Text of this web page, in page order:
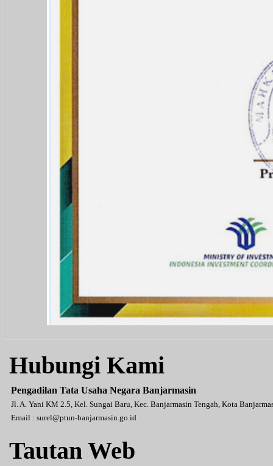
Hubungi Kami
Pengadilan Tata Usaha Negara Banjarmasin
Jl. A. Yani KM 2.5, Kel. Sungai Baru, Kec. Banjarmasin Tengah, Kota
Email : surel@ptun-banjarmasin.go.id
Tautan Web